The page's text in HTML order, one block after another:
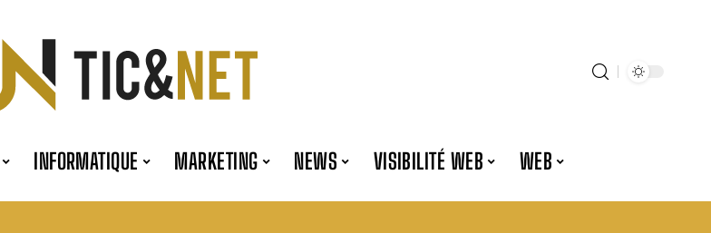
INFORMATIQUE MARKETING NEWS VISIBILITÉ WEB WEB